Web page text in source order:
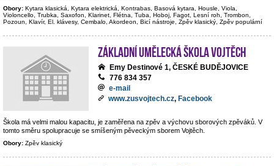
Obory: Kytara klasická, Kytara elektrická, Kontrabas, Basová kytara, Housle, Viola,
Violoncello, Trubka, Saxofon, Klarinet, Flétna, Tuba, Hoboj, Fagot, Lesní roh, Trombon,
Pozoun, Klavír, El. klávesy, Cembalo, Akordeon, Bicí nástroje, Zpěv klasický, Zpěv populární
Základní umělecká škola Vojtěch
Emy Destinové 1, ČESKÉ BUDĚJOVICE
776 834 357
e-mail
www.zusvojtech.cz, Facebook
Škola má velmi malou kapacitu, je zaměřena na zpěv a výchovu sborových zpěváků. V
tomto směru spolupracuje se smíšeným pěveckým sborem Vojtěch.
Obory: Zpěv klasický